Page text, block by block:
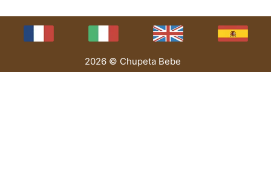
2026 © Chupeta Bebe